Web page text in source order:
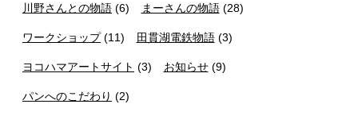
川野さんとの物語 (6) まーさんの物語(28)
ワークショップ(11) 田貫湖電鉄物語(3)
ヨコハマアートサイト (3) お知らせ(9)
パンへのこだわり (2)